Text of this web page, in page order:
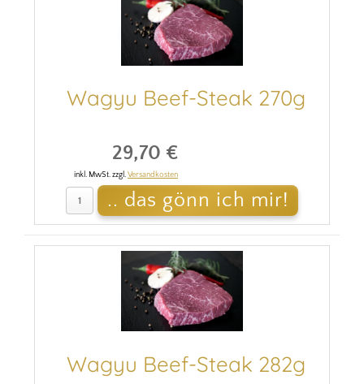
Wagyu Beef-Steak 270g
29,70 €
inkl. MwSt. zzgl.Versandkosten
Wagyu Beef-Steak 282g